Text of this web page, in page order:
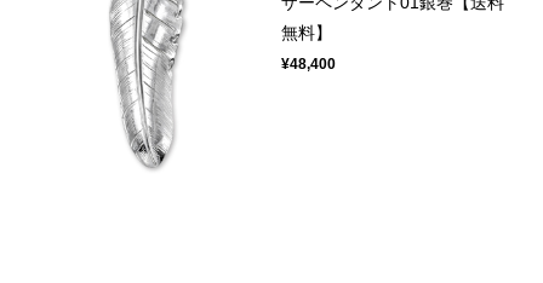
無料】
¥48,400